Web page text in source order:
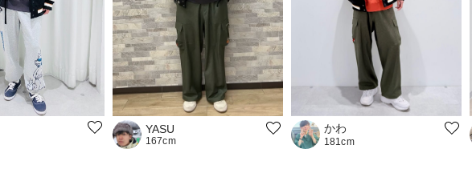
YASU
167cm
かわ
181cm